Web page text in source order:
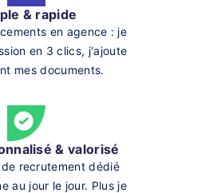
& rapide
en agence : je
en 3 clics, j'ajoute
mes documents.
& valorisé
recrutement dédié
au jour le jour. Plus je